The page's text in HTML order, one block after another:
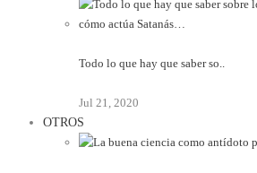
Todo lo que hay que saber so..
Jul 21, 2020
OTROS